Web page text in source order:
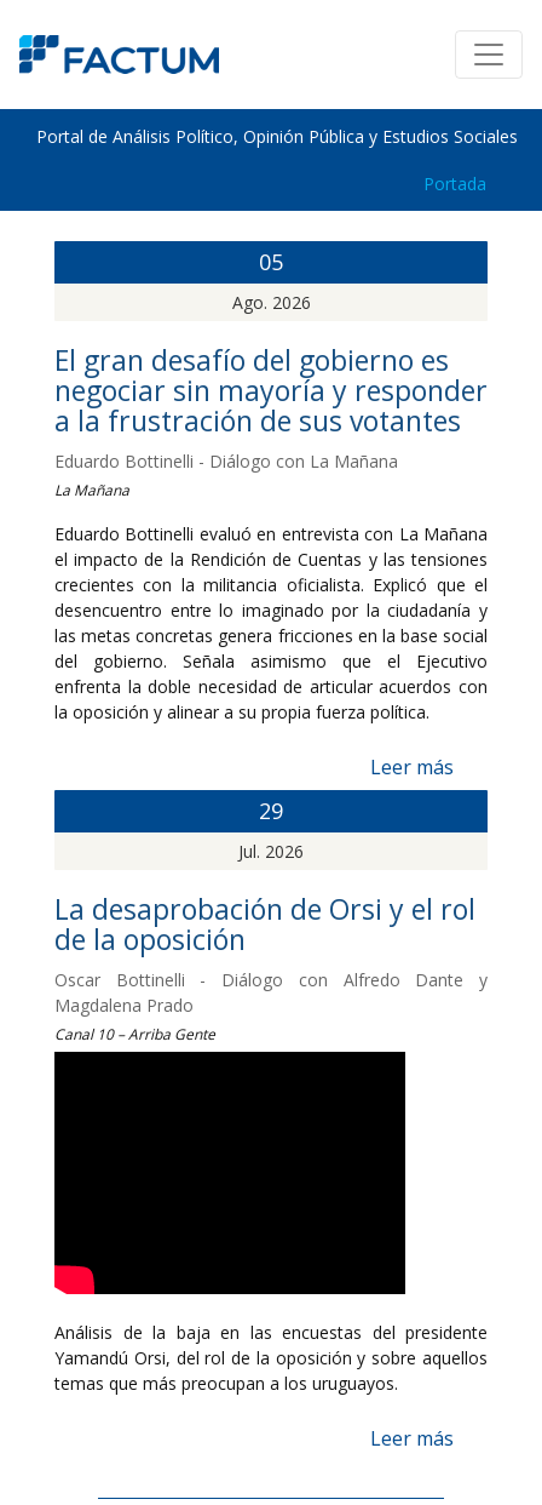
Portal de Análisis Político, Opinión Pública y Estudios Sociales
Portada
05
Ago. 2026
El gran desafío del gobierno es
negociar sin mayoría y responder
a la frustración de sus votantes
Eduardo Bottinelli - Diálogo con La Mañana
La Mañana
Eduardo Bottinelli evaluó en entrevista con La Mañana
el impacto de la Rendición de Cuentas y las tensiones
crecientes con la militancia oficialista. Explicó que el
desencuentro entre lo imaginado por la ciudadanía y
las metas concretas genera fricciones en la base social
del gobierno. Señala asimismo que el Ejecutivo
enfrenta la doble necesidad de articular acuerdos con
la oposición y alinear a su propia fuerza política.
Leer más
29
Jul. 2026
La desaprobación de Orsi y el rol
de la oposición
Oscar Bottinelli - Diálogo con Alfredo Dante y
Magdalena Prado
Canal 10 – Arriba Gente
Análisis de la baja en las encuestas del presidente
Yamandú Orsi, del rol de la oposición y sobre aquellos
temas que más preocupan a los uruguayos.
Leer más